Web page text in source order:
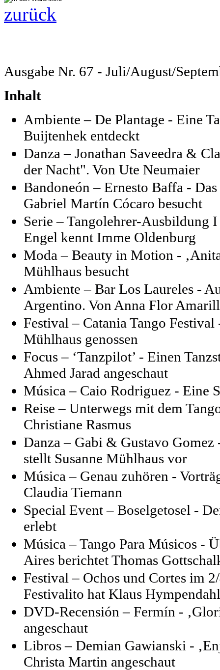
zurück
Ausgabe Nr. 67 - Juli/August/
Inhalt
Ambiente – De Plantage - Eine
Buijtenhek entdeckt
Danza – Jonathan Saveedra &
der Nacht". Von Ute Neumaier
Bandoneón – Ernesto Baffa -
Gabriel Martín Cócaro besucht
Serie –Tangolehrer-Ausbildung
Engel kennt Imme Oldenburg
Moda – Beauty in Motion -
Mühlhaus besucht
Ambiente – Bar Los Laureles -
Argentino. Von Anna Flor
Festival – Catania Tango Festival
Mühlhaus genossen
Focus – ‘Tanzpilot’ - Einen
Ahmed Jarad angeschaut
Música – Caio Rodriguez - Eine
Reise – Unterwegs mit dem
Christiane Rasmus
Danza – Gabi & Gustavo Gomez
stellt Susanne Mühlhaus vor
Música – Genau zuhören -
Claudia Tiemann
Special Event – Boselgetosel -
erlebt
Música – Tango Para Músicos -
Aires berichtet Thomas
Festival – Ochos und Cortes im
Festivalito hat Klaus
DVD-Recensión – Fermín -
angeschaut
Libros – Demian Gawianski -
Christa Martin angeschaut